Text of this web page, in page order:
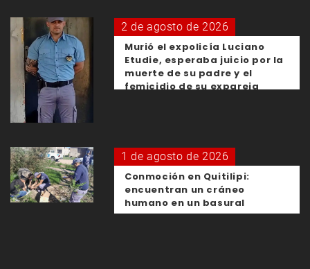
2 de agosto de 2026
Murió el expolicía Luciano
Etudie, esperaba juicio por la
muerte de su padre y el
femicidio de su expareja
1 de agosto de 2026
Conmoción en Quitilipi:
encuentran un cráneo
humano en un basural